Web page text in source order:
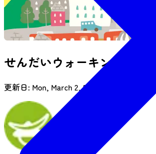
せんだいウォーキングコース
更新日: Mon, March 2, 2026